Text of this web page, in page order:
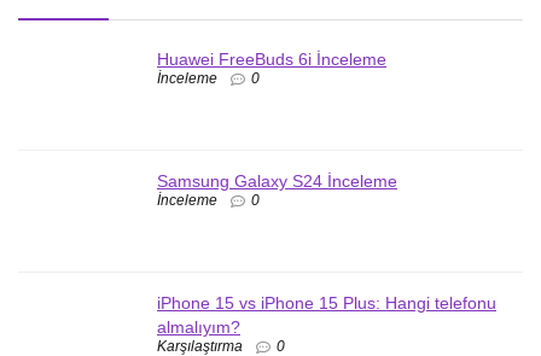
Huawei FreeBuds 6i İnceleme
İnceleme 0
Samsung Galaxy S24 İnceleme
İnceleme 0
iPhone 15 vs iPhone 15 Plus: Hangi telefonu
almalıyım?
Karşılaştırma 0